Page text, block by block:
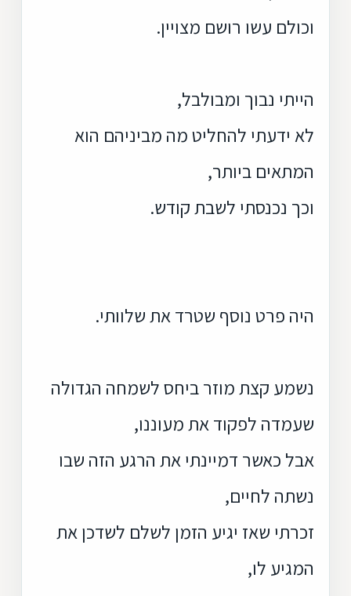
וכולם עשו רושם מצויין.
הייתי נבוך ומבולבל,
לא ידעתי להחליט מה מביניהם הוא
המתאים ביותר,
וכך נכנסתי לשבת קודש.
היה פרט נוסף שטרד את שלוותי.
נשמע קצת מוזר ביחס לשמחה הגדולה
שעמדה לפקוד את מעוננו,
אבל כאשר דמיינתי את הרגע הזה שבו
נשתה לחיים,
זכרתי שאז יגיע הזמן לשלם לשדכן את
המגיע לו,